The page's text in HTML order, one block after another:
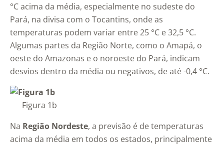
°C acima da média, especialmente no sudeste do
Pará, na divisa com o Tocantins, onde as
temperaturas podem variar entre 25 °C e 32,5 °C.
Algumas partes da Região Norte, como o Amapá, o
oeste do Amazonas e o noroeste do Pará, indicam
desvios dentro da média ou negativos, de até -0,4 °C.
Figura 1b
Na Região Nordeste, a previsão é de temperaturas
acima da média em todos os estados, principalmente